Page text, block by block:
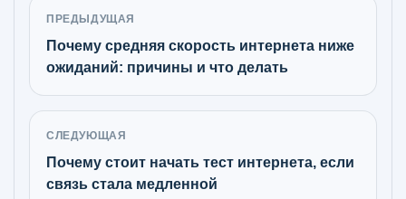
ПРЕДЫДУЩАЯ
Почему средняя скорость интернета ниже
ожиданий: причины и что делать
СЛЕДУЮЩАЯ
Почему стоит начать тест интернета, если
связь стала медленной